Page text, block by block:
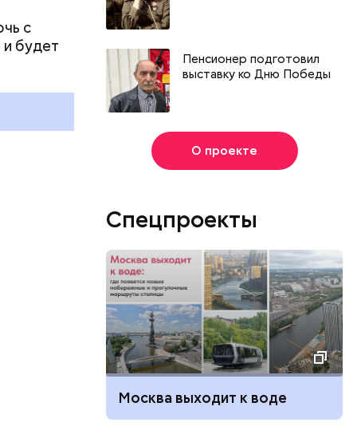
День арбуза и День поцелуев
с зеркалом: какие праздники
отмечают в России и мире 3
августа
холостяка:
с
будет
Пенсионер подготовил
выставку ко Дню Победы
О проекте
Спецпроекты
Москва выходит к воде